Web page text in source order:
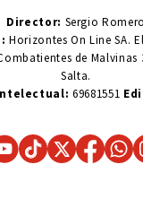
Director: Sergio Romero
Horizontes On Line SA.
de Malvinas
Salta.
69681551